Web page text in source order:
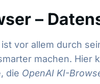
–
vor allem durch
machen. Hier
die OpenAI KI-